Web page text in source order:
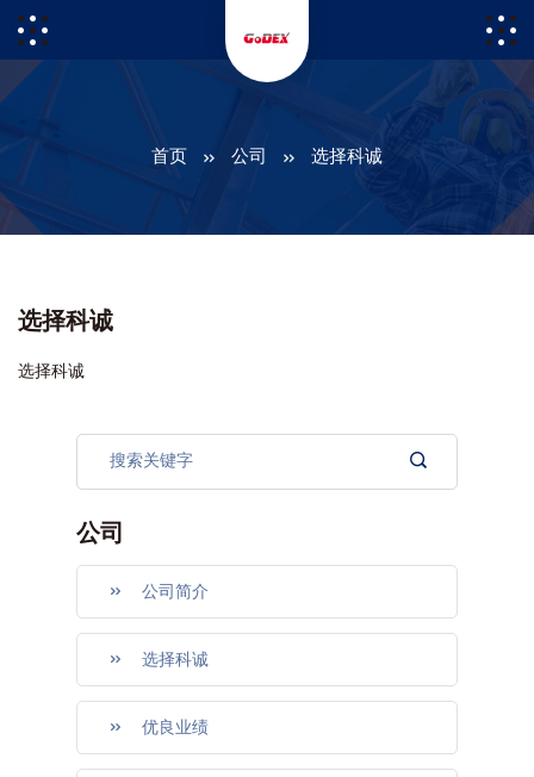
首页 公司 选择科诚
选择科诚
选择科诚
公司
公司简介
选择科诚
优良业绩